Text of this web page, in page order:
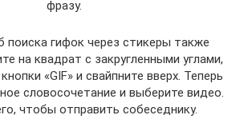
фразу.
поиска гифок через стикеры также
на квадрат с закругленными углами,
«GIF» и свайпните вверх. Теперь
словосочетание и выберите видео.
чтобы отправить собеседнику.